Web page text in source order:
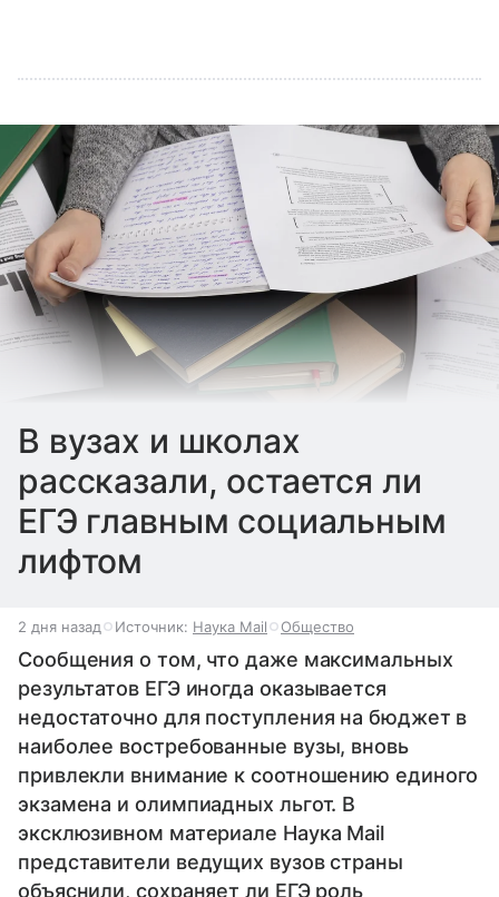
В вузах и школах
рассказали, остается ли
ЕГЭ главным социальным
лифтом
2 дня назад Источник: Наука Mail Общество
Сообщения о том, что даже максимальных
результатов ЕГЭ иногда оказывается
недостаточно для поступления на бюджет в
наиболее востребованные вузы, вновь
привлекли внимание к соотношению единого
экзамена и олимпиадных льгот. В
эксклюзивном материале Наука Mail
представители ведущих вузов страны
объяснили, сохраняет ли ЕГЭ роль